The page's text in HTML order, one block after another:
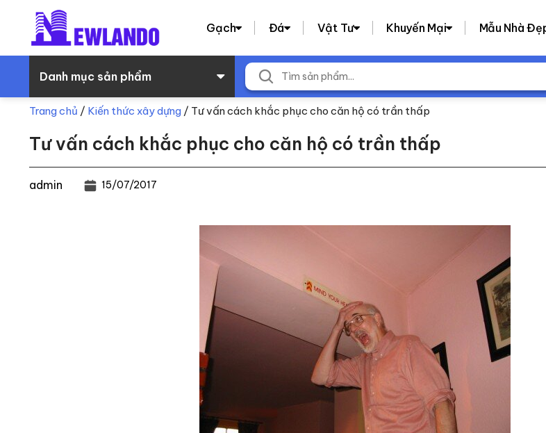
Gạch Đá Vật Tư Khuyến Mại Mẫu Nhà
Danh mục sản phẩm
Trang chủ / Kiến thức xây dựng / Tư vấn cách khắc phục cho căn hộ có trần thấp
Tư vấn cách khắc phục cho căn hộ có trần thấp
admin 15/07/2017